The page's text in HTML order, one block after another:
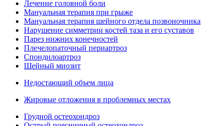
Лечение головной боли
Мануальная терапия при грыже
Мануальная терапия шейного отдела позвоночника
Нарушение симметрии костей таза и его суставов
Парез нижних конечностей
Плечелопаточный периартроз
Спондилоартроз
Шейный миозит
Недостающий объем лица
Жировые отложения в проблемных местах
Грудной остеохондроз